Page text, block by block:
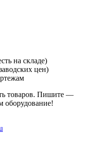
на складе)
цен)
товаров. Пишите —
оборудование!